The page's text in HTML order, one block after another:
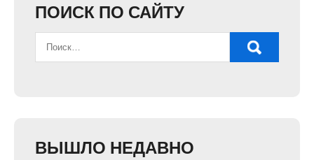
ПОИСК ПО САЙТУ
ВЫШЛО НЕДАВНО